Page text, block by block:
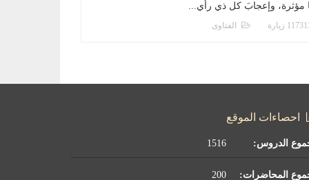
مؤثرة، وإعجابَ كل ذي رأي...
الفتاوى
احصاءات الموقع
الدروس:
المحاضرات: